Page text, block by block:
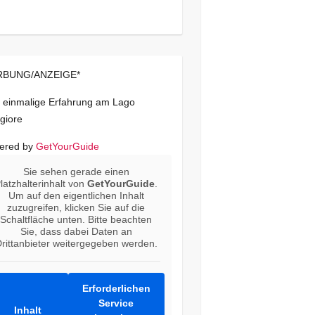
ANZEIGE*
einmalige Erfahrung am Lago
by GetYourGuide
Sie sehen gerade einen
vonGetYourGuide
Um auf den eigentlichen Inhalt
zuzugreifen, klicken Sie auf die
Schaltfläche unten. Bitte beachten
Sie, dass dabei Daten an
weitergegeben werden.
Inhalt
Erforderlichen
Service